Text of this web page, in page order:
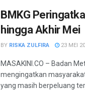
BMKG
hingga Akhir Mei
BY RISKA ZULFIRA 23 MEI
MASAKINI.CO – Badan
mengingatkan
yang masih berpeluang